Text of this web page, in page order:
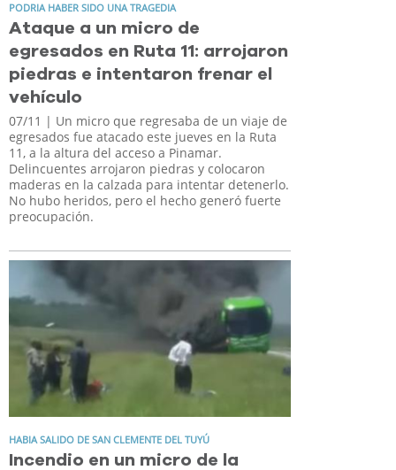
PODRIA HABER SIDO UNA TRAGEDIA
Ataque a un micro de
egresados en Ruta 11: arrojaron
piedras e intentaron frenar el
vehículo
07/11 | Un micro que regresaba de un viaje de
egresados fue atacado este jueves en la Ruta
11, a la altura del acceso a Pinamar.
Delincuentes arrojaron piedras y colocaron
maderas en la calzada para intentar detenerlo.
No hubo heridos, pero el hecho generó fuerte
preocupación.
HABIA SALIDO DE SAN CLEMENTE DEL TUYÚ
Incendio en un micro de la